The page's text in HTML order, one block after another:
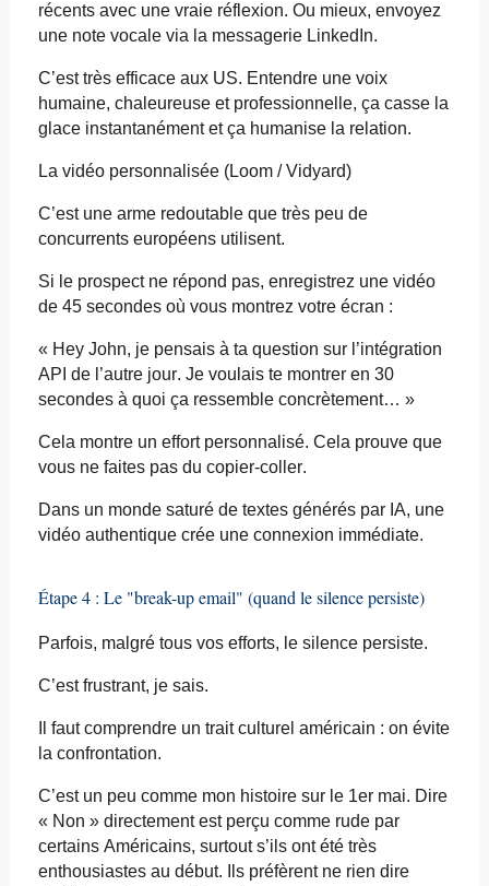
récents avec une vraie réflexion. Ou mieux, envoyez
une note vocale via la messagerie LinkedIn.
C’est très efficace aux US. Entendre une voix
humaine, chaleureuse et professionnelle, ça casse la
glace instantanément et ça humanise la relation.
La vidéo personnalisée (Loom/Vidyard)
C’est une arme redoutable que très peu de
concurrents européens utilisent.
Si le prospect ne répond pas, enregistrez une vidéo
de 45 secondes où vous montrez votre écran :
« Hey John, je pensais à ta question sur l’intégration
API de l’autre jour. Je voulais te montrer en 30
secondes à quoi ça ressemble concrètement… »
Cela montre un effort personnalisé. Cela prouve que
vous ne faites pas du copier-coller.
Dans un monde saturé de textes générés par IA, une
vidéo authentique crée une connexion immédiate.
Étape 4 : Le "break-upemail" (quand le silence persiste)
Parfois, malgré tous vos efforts, le silence persiste.
C’est frustrant, je sais.
Il faut comprendre un trait culturel américain : on évite
la confrontation.
C’est un peu comme mon histoire sur le 1er mai. Dire
« Non » directement est perçu comme rude par
certains Américains, surtout s’ils ont été très
enthousiastes au début. Ils préfèrent ne rien dire